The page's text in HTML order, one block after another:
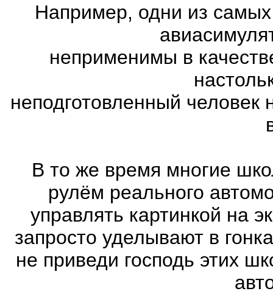
Например, одни из
неприменимы в
неподготовленный
В то же время многие
рулём реального
управлять картинкой на
запросто уделывают в
не приведи господь этих